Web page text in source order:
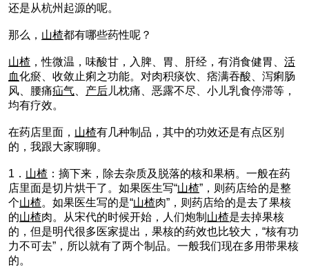
还是从杭州起源的呢。
那么， 山楂都有哪些药性呢？
山楂 ，性微温，味酸甘，入脾、胃、肝经，有消食健胃、 活
血化瘀、收敛止痢之功能。对肉积痰饮、痞满吞酸、泻痢肠
风、腰痛疝气 产后 儿枕痛、恶露不尽、小儿乳食停滞等，
均有疗效。
在药店里面， 山楂有几种制品，其中的功效还是有点区别
的，我跟大家聊聊。
1． 山楂 ：摘下来，除去杂质及脱落的核和果柄。一般在药
店里面是切片烘干了。如果医生写“山楂”，则药店给的是整
个山楂。如果医生写的是“山楂肉”，则药店给的是去了果核
的山楂肉。从宋代的时候开始，人们炮制 山楂是去掉果核
的，但是明代很多医家提出，果核的药效也比较大，“核有功
力不可去”，所以就有了两个制品。一般我们现在多用带果核
的。